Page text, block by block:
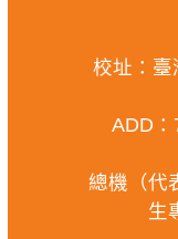
校址：臺
ADD
總機（代
生